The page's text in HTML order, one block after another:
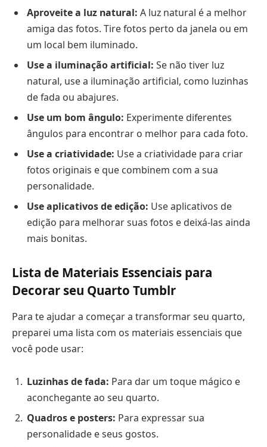
Aproveite a luz natural: A luz natural é a melhor
amiga das fotos. Tire fotos perto da janela ou em
um local bem iluminado.
Use a iluminação artificial: Se não tiver luz
natural, use a iluminação artificial, como luzinhas
de fada ou abajures.
Use um bom ângulo: Experimente diferentes
ângulos para encontrar o melhor para cada foto.
Use a criatividade: Use a criatividade para criar
fotos originais e que combinem com a sua
personalidade.
Use aplicativos de edição: Use aplicativos de
edição para melhorar suas fotos e deixá-las ainda
mais bonitas.
Lista de Materiais Essenciais para
Decorar seu Quarto Tumblr
Para te ajudar a começar a transformar seu quarto,
preparei uma lista com os materiais essenciais que
você pode usar:
Luzinhas de fada: Para dar um toque mágico e
aconchegante ao seu quarto.
Quadros e posters: Para expressar sua
personalidade e seus gostos.